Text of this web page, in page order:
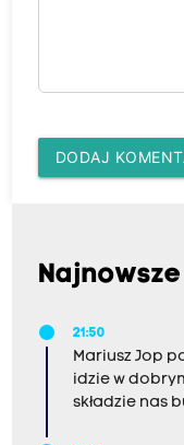
DODAJ
Najnowsze
21:50
Mariusz Jop
idzie w
składzie nas